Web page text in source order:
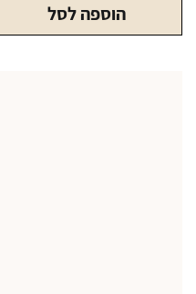
הוספה לסל